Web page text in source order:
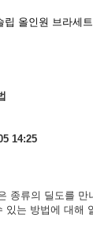
립 올인원 브라세트
14:25
종류의 딜도를
있는 방법에 대해